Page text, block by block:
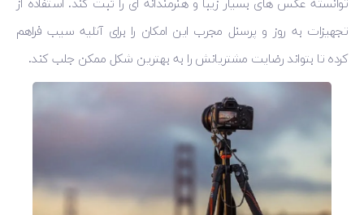
توانسته عکس های بسیار زیبا و هنرمندانه ای را ثبت کند. استفاده از
تجهیزات به روز و پرسنل مجرب این امکان را برای آتلیه سیب فراهم
کرده تا بتواند رضایت مشتریانش را به بهترین شکل ممکن جلب کند.